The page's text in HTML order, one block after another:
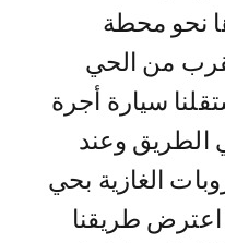
نحو محطة
من الحي
سيارة أجرة
الطريق وعند
الغازية بحي
اعترض طريقنا